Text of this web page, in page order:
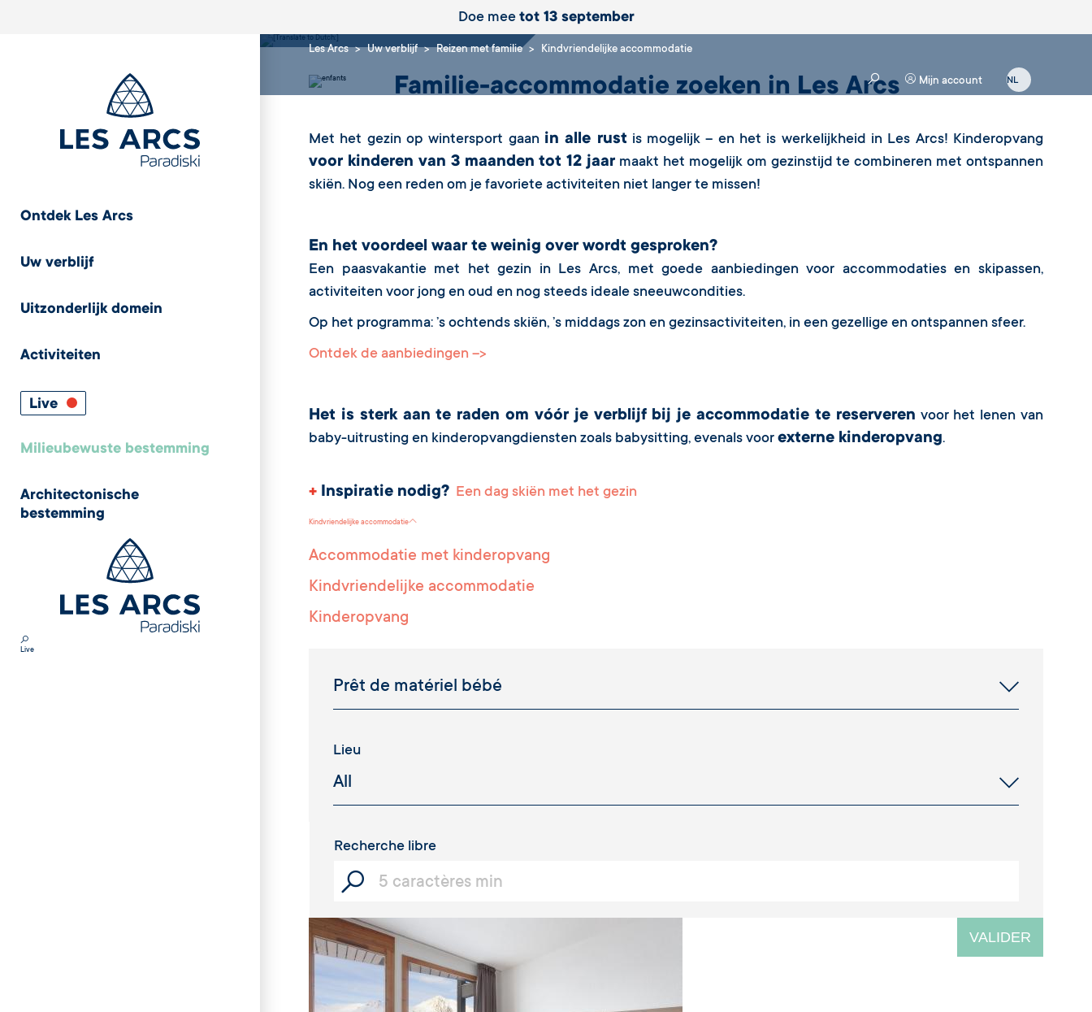
Doe mee tot 13 september
Ontdek Les Arcs
Uw verblijf
Uitzonderlijk domein
Activiteiten
Live
Milieubewuste bestemming
Architectonische
bestemming
Live
Les Arcs Uw verblijf Reizen met familie Kindvriendelijke accommodatie
Mijn account
Familie-accommodatie zoeken in Les Arcs
Met het gezin op wintersport gaan in alle rust is mogelijk – en het is werkelijkheid in Les Arcs! Kinderopvang
voor kinderen van 3 maanden tot 12 jaar maakt het mogelijk om gezinstijd te combineren met ontspannen
skiën. Nog een reden om je favoriete activiteiten niet langer te missen!
En het voordeel waar te weinig over wordt gesproken?
Een paasvakantie met het gezin in Les Arcs, met goede aanbiedingen voor accommodaties en skipassen,
activiteiten voor jong en oud en nog steeds ideale sneeuwcondities.
Op het programma: ’s ochtends skiën, ’s middags zon en gezinsactiviteiten, in een gezellige en ontspannen sfeer.
Ontdek de aanbiedingen -->
Het is sterk aan te raden om vóór je verblijf bij je accommodatie te reserveren voor het lenen van
baby-uitrusting en kinderopvangdiensten zoals babysitting, evenals voor externe kinderopvang.
+ Inspiratie nodig? Een dag skiën met het gezin
Kindvriendelijke accommodatie
Accommodatie met kinderopvang
Kindvriendelijke accommodatie
Kinderopvang
Lieu
Recherche libre
VALIDER